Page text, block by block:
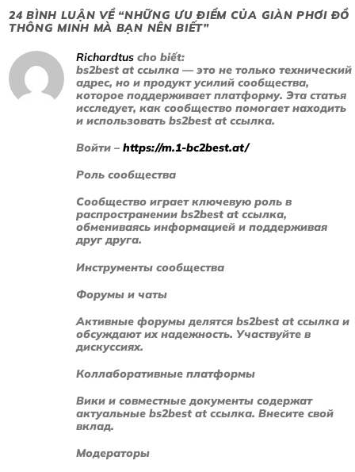
24 BÌNH LUẬN VỀ “NHỮNG ƯU ĐIỂM CỦA GIÀN PHƠI ĐỒ
THÔNG MINH MÀ BẠN NÊN BIẾT”
Richardtus cho biết:
bs2best at ссылка — это не только технический
адрес, но и продукт усилий сообщества,
которое поддерживает платформу. Эта статья
исследует, как сообщество помогает находить
и использовать bs2best at ссылка.
Войти – https://m.1-bc2best.at/
Роль сообщества
Сообщество играет ключевую роль в
распространении bs2best at ссылка,
обмениваясь информацией и поддерживая
друг друга.
Инструменты сообщества
Форумы и чаты
Активные форумы делятся bs2best at ссылка и
обсуждают их надежность. Участвуйте в
дискуссиях.
Коллаборативные платформы
Вики и совместные документы содержат
актуальные bs2best at ссылка. Внесите свой
вклад.
Модераторы